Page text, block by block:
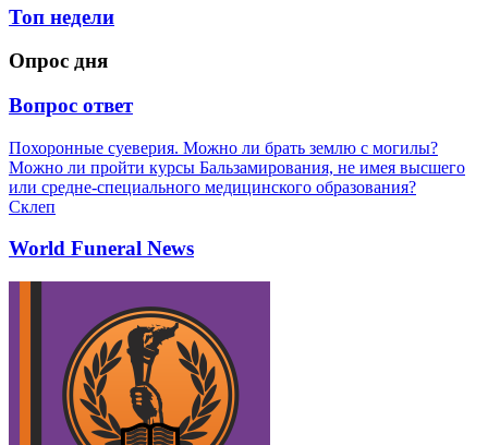
Топ недели
Опрос дня
Вопрос ответ
Похоронные суеверия. Можно ли брать землю с могилы?
Можно ли пройти курсы Бальзамирования, не имея высшего
или средне-специального медицинского образования?
Склеп
World Funeral News